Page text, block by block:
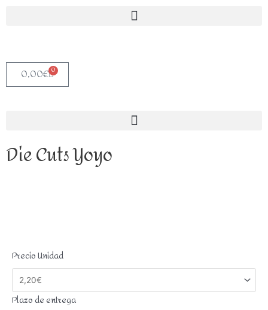
0,00€ 0
Die Cuts Yoyo
Precio Unidad
Plazo de entrega